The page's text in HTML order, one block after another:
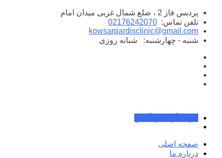
پرش
محتوا
پردیس فاز 2 ، ضلع شمال غربی میدان امام
تلفن تماس: 02176242070
kowsarpardisclinic@gmail.com
شنبه - چهارشنبه:
شبانه روزی
صفحه اصلی
درباره ما